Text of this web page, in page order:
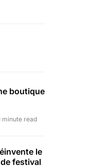
boutique
minute read
le
festival